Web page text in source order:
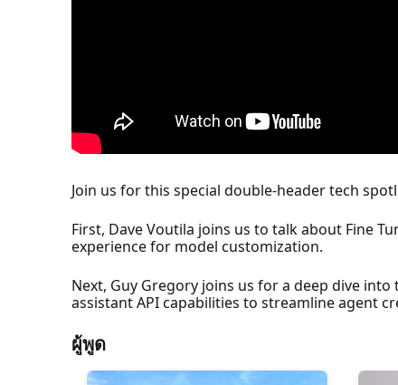
Join us for this special double-header tech
First, Dave Voutila joins us to talk about Fine
experience for model customization.
Next, Guy Gregory joins us for a deep dive
assistant API capabilities to streamline agent
ผู้พูด